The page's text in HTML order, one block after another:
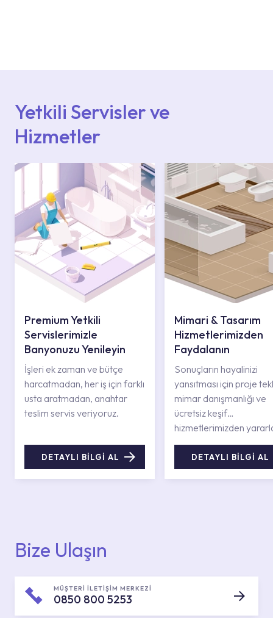
Yetkili Servisler ve
Hizmetler
Premium Yetkili
Servislerimizle
Banyonuzu Yenileyin
İşleri ek zaman ve bütçe
harcatmadan, her iş için farklı
usta aratmadan, anahtar
teslim servis veriyoruz.
DETAYLI BİLGİ AL
Mimari & Tasarım
Hizmetlerimizden
Faydalanın
Sonuçların hayalinizi
yansıtması için proje
mimar danışmanlığı ve
ücretsiz keşif
hizmetlerimizden
DETAYLI BİLGİ AL
Bize Ulaşın
MÜŞTERİ İLETİŞİM MERKEZİ
0850 800 5253